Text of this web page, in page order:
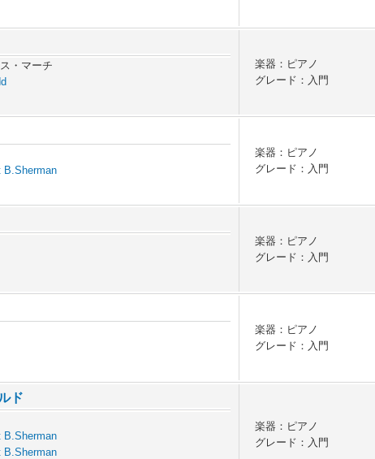
・マーチ
楽器：ピアノ
グレード：入門
B.Sherman
楽器：ピアノ
グレード：入門
楽器：ピアノ
グレード：入門
楽器：ピアノ
グレード：入門
ド
B.Sherman
B.Sherman
楽器：ピアノ
グレード：入門